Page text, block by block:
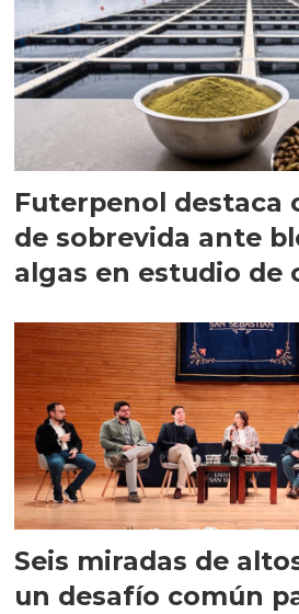
Futerpenol destaca
de sobrevida ante
algas en estudio de
Seis miradas de
un desafío común